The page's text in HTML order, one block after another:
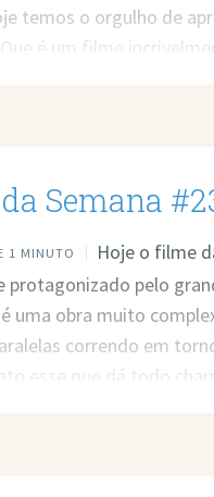
temos o orgulho de
é um filme
Federal Express
Semana
1 MINUTO
Hoje o filme
protagonizado pelo
uma obra muito
correndo em
esse que dá todo